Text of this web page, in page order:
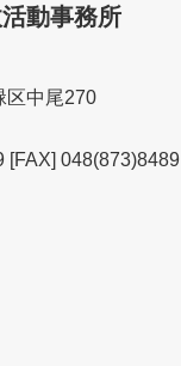
動事務所
区中尾270
[FAX] 048(873)8489